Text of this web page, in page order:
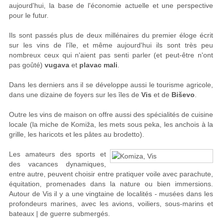
aujourd'hui, la base de l'économie actuelle et une perspective
pour le futur.
Ils sont passés plus de deux millénaires du premier éloge écrit
sur les vins de l'île, et même aujourd'hui ils sont très peu
nombreux ceux qui n'aient pas senti parler (et peut-être n'ont
pas goûté) vugava et plavac mali
Dans les derniers ans il se développe aussi le tourisme agricole,
dans une dizaine de foyers sur les îles de Vis et de Biševo
Outre les vins de maison on offre aussi des spécialités de cuisine
locale (la miche de Komiža, les mets sous peka, les anchois à la
grille, les haricots et les pâtes au brodetto).
Les amateurs des sports et
des vacances dynamiques,
entre autre, peuvent choisir entre pratiquer voile avec parachute,
équitation, promenades dans la nature ou bien immersions.
Autour de Vis il y a une vingtaine de localités - musées dans les
profondeurs marines, avec les avions, voiliers, sous-marins et
bateaux | de guerre submergés.